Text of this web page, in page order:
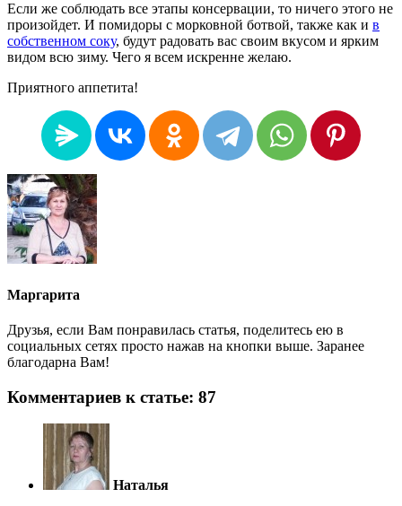
Если же соблюдать все этапы консервации, то ничего этого не
произойдет. И помидоры с морковной ботвой, также как и в
собственном соку, будут радовать вас своим вкусом и ярким
видом всю зиму. Чего я всем искренне желаю.
Приятного аппетита!
Маргарита
Друзья, если Вам понравилась статья, поделитесь ею в
социальных сетях просто нажав на кнопки выше. Заранее
благодарна Вам!
Комментариев к статье: 87
Наталья